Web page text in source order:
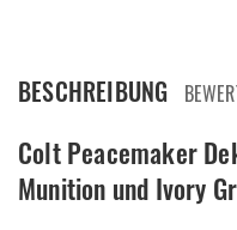
BESCHREIBUNG
Colt Peacemaker
Munition und Ivory